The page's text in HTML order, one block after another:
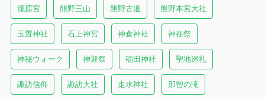
瀧原宮 熊野三山 熊野古道 熊野本宮大社
玉置神社 石上神宮 神倉神社 神在祭
神秘ウォーク 神迎祭 稲田神社 聖地巡礼
諏訪信仰 諏訪大社 走水神社 那智の滝